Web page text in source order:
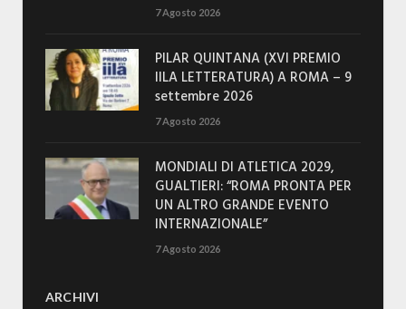
7 Agosto 2026
PILAR QUINTANA (XVI PREMIO
IILA LETTERATURA) A ROMA – 9
settembre 2026
7 Agosto 2026
MONDIALI DI ATLETICA 2029,
GUALTIERI: “ROMA PRONTA PER
UN ALTRO GRANDE EVENTO
INTERNAZIONALE”
7 Agosto 2026
ARCHIVI